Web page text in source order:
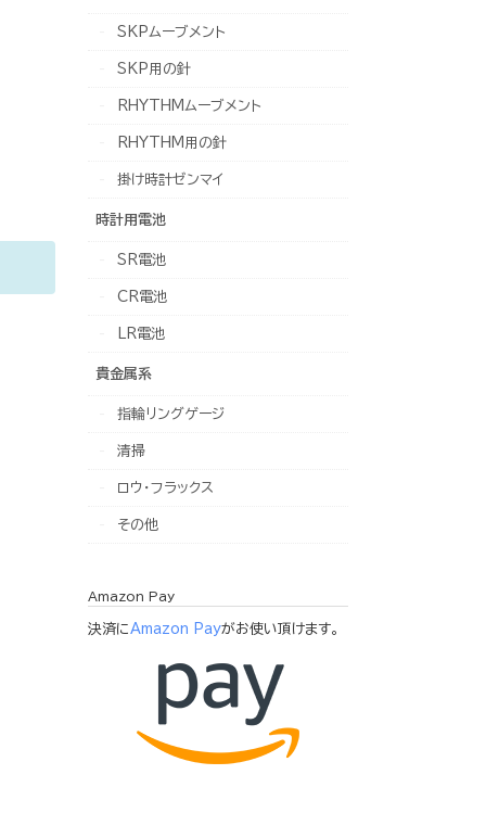
SKPムーブメント
SKP用の針
RHYTHMムーブメント
RHYTHM用の針
掛け時計ゼンマイ
時計用電池
SR電池
CR電池
LR電池
貴金属系
指輪リングゲージ
清掃
ロウ・フラックス
その他
Amazon Pay
決済にAmazon Payがお使い頂けます。